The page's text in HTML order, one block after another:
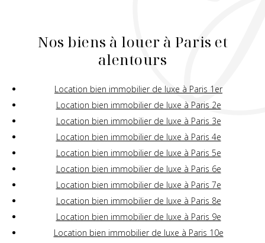
Nos biens à louer à Paris et
alentours
Location bien immobilier de luxe à Paris 1er
Location bien immobilier de luxe à Paris 2e
Location bien immobilier de luxe à Paris 3e
Location bien immobilier de luxe à Paris 4e
Location bien immobilier de luxe à Paris 5e
Location bien immobilier de luxe à Paris 6e
Location bien immobilier de luxe à Paris 7e
Location bien immobilier de luxe à Paris 8e
Location bien immobilier de luxe à Paris 9e
Location bien immobilier de luxe à Paris 10e